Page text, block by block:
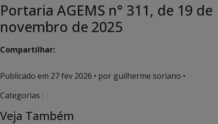
Portaria AGEMS n° 311, de 19 de
novembro de 2025
Compartilhar:
Publicado em 27 fev 2026 • por guilherme soriano •
Categorias :
Veja Também